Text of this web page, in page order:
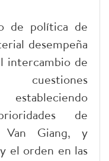
de política de
desempeña
intercambio de
cuestiones
de
Van Giang, y
el orden en las